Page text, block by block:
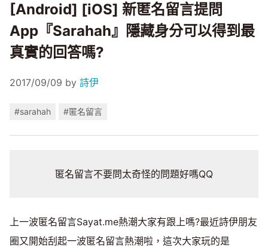
[Android] [iOS] 新匿名留言提問
App『Sarahah』隱藏身分可以得到最
真實的回答嗎?
2017/09/09 by 詩伊
#sarahah #匿名留言
匿名留言不要問太奇怪的問題好嗎QQ
上一波匿名留言Sayat.me熱潮大家有跟上嗎?最近詩伊朋友
圈又開始刮起一波匿名留言熱潮啦，這次大家玩的是